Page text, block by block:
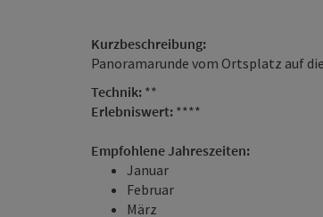
Kurzbeschreibung:
Panoramarunde vom Ortsplatz auf
Technik: **
Erlebniswert: ****
Empfohlene Jahreszeiten:
Januar
Februar
März